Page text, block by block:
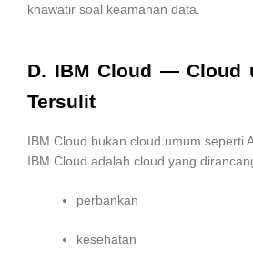
khawatir soal keamanan data.
D. IBM Cloud — Cloud
Tersulit
IBM Cloud bukan cloud umum seperti
IBM Cloud adalah cloud yang
perbankan
kesehatan